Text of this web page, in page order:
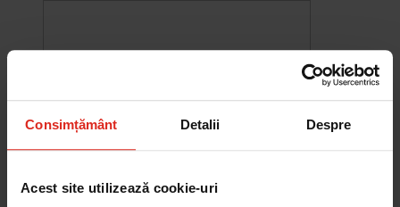
Consimțământ Detalii Despre
Acest site utilizează cookie-uri